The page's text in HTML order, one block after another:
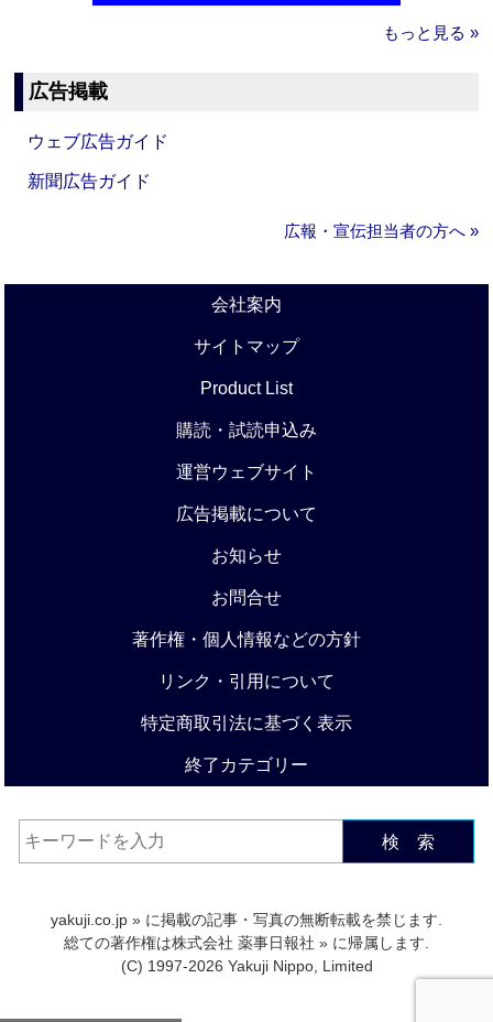
もっと見る »
広告掲載
ウェブ広告ガイド
新聞広告ガイド
広報・宣伝担当者の方へ »
会社案内
サイトマップ
Product List
購読・試読申込み
運営ウェブサイト
広告掲載について
お知らせ
お問合せ
著作権・個人情報などの方針
リンク・引用について
特定商取引法に基づく表示
終了カテゴリー
検 索
yakuji.co.jp » に掲載の記事・写真の無断転載を禁じます.
総ての著作権は株式会社 薬事日報社 » に帰属します.
(C) 1997-2026 Yakuji Nippo, Limited